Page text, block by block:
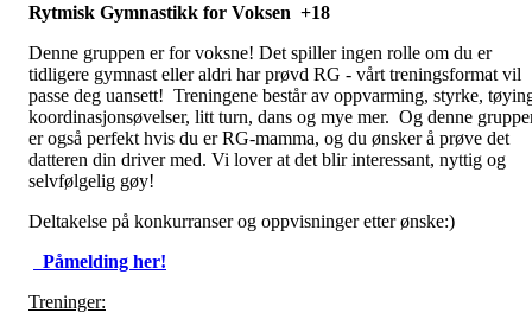
Rytmisk Gymnastikk for Voksen +18
Denne gruppen er for voksne! Det spiller ingen rolle om du er
tidligere gymnast eller aldri har prøvd RG - vårt treningsformat vil
passe deg uansett! Treningene består av oppvarming, styrke,
koordinasjonsøvelser, litt turn, dans og mye mer. Og denne
er også perfekt hvis du er RG-mamma, og du ønsker å prøve det
datteren din driver med. Vi lover at det blir interessant, nyttig og
selvfølgelig gøy!
Deltakelse på konkurranser og oppvisninger etter ønske:)
Påmelding her!
Treninger: